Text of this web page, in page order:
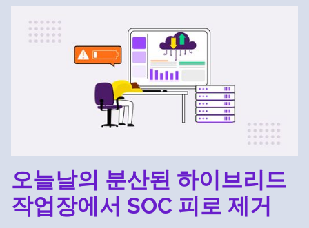
오늘날의 분산된 하이브리드
작업장에서 SOC 피로 제거